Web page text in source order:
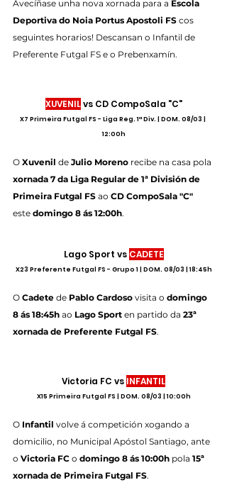
Avecíñase unha nova xornada para a Escola
Deportiva do Noia Portus Apostoli FS cos
seguintes horarios! Descansan o Infantil de
Preferente Futgal FS e o Prebenxamín.
XUVENIL vs CD CompoSala "C"
X7 Primeira Futgal FS - Liga Reg. 1ª Div. | DOM. 08/03 |
12:00h
O Xuvenil de Julio Moreno recibe na casa pola
xornada 7 da Liga Regular de 1ª División de
Primeira Futgal FS ao CD CompoSala "C"
este domingo 8 ás 12:00h.
Lago Sport vs CADETE
X23 Preferente Futgal FS - Grupo 1 | DOM. 08/03 | 18:45h
O Cadete de Pablo Cardoso visita o domingo
8 ás 18:45h ao Lago Sport en partido da 23ª
xornada de Preferente Futgal FS.
Victoria FC vs INFANTIL
X15 Primeira Futgal FS | DOM. 08/03 | 10:00h
O Infantil volve á competición xogando a
domicilio, no Municipal Apóstol Santiago, ante
o Victoria FC o domingo 8 ás 10:00h pola 15ª
xornada de Primeira Futgal FS.